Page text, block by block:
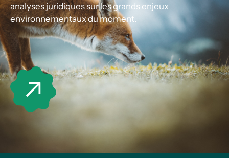
analyses juridiques sur les grands enjeux
environnementaux du moment.